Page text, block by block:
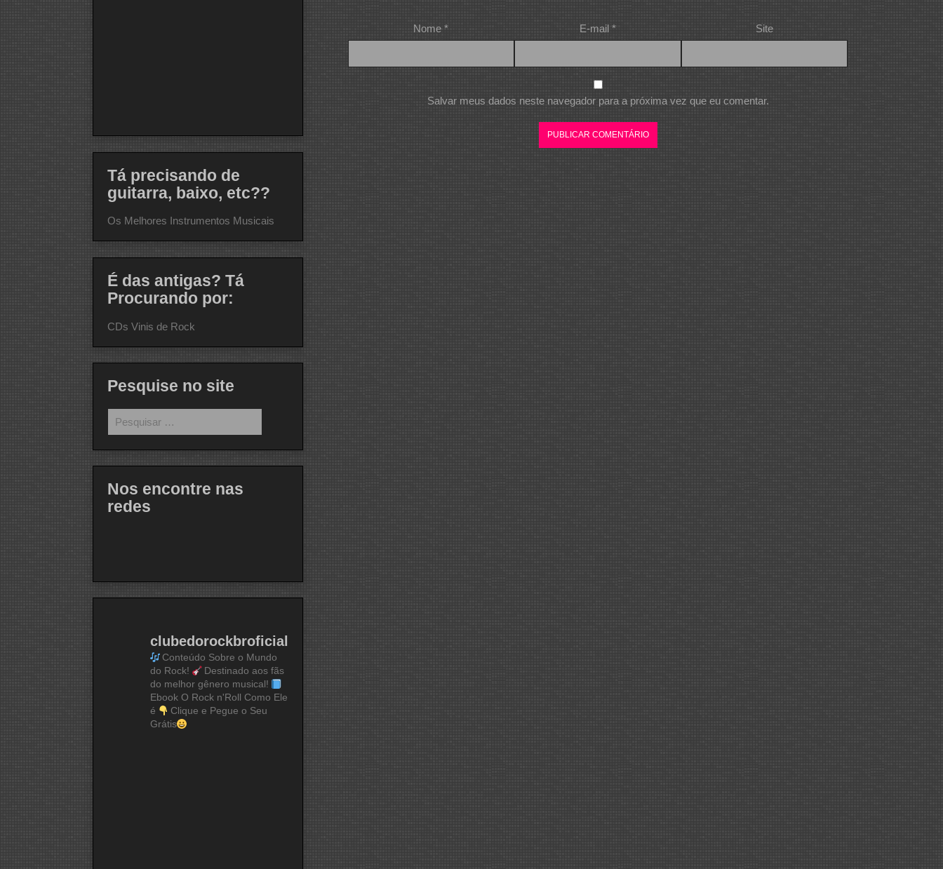
Nome* E-mail * Site
Salvar meus dados neste navegador para a próxima vez que eu comentar.
Tá precisando de
guitarra, baixo, etc??
Os Melhores Instrumentos Musicais
É das antigas? Tá
Procurando por:
CDs Vinis de Rock
Pesquise no site
por:
Nos encontre nas
redes
clubedorockbroficial
Conteúdo Sobre o Mundo
do Rock!
Destinado aos fãs
do melhor gênero musical!
Ebook O Rock n'Roll Como Ele
é
Clique e Pegue o Seu
Grátis